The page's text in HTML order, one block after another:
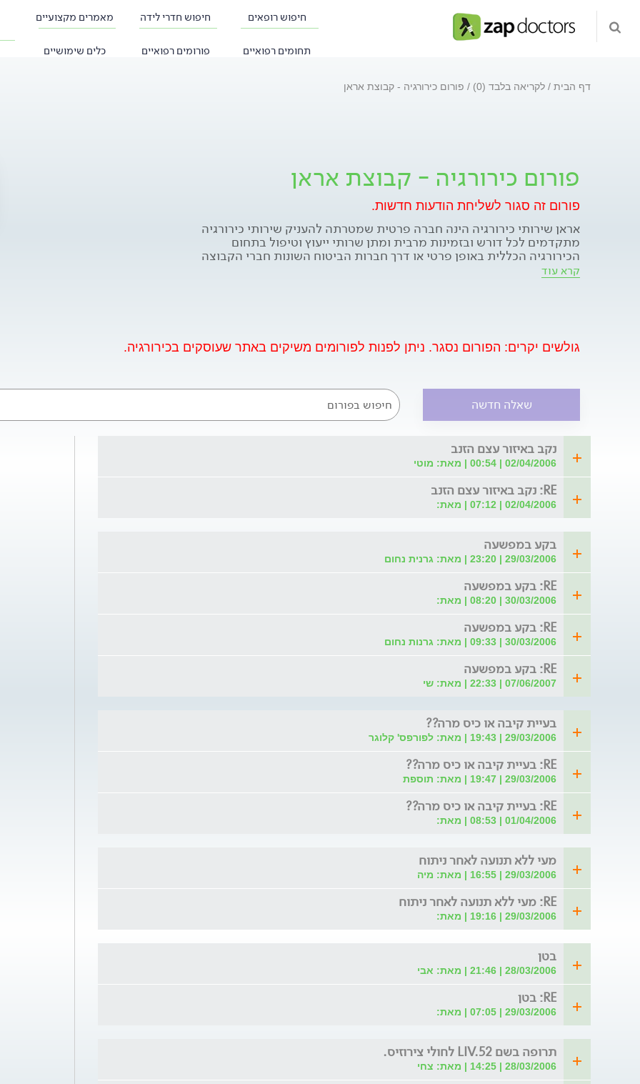
חיפוש רופאים חיפוש חדרי לידה מאמרים מקצועיים
תחומים רפואיים פורומים רפואיים כלים שימושיים
דף הבית לקריאה בלבד (0) פורום כירורגיה - קבוצת אראן
פורום כירורגיה - קבוצת אראן
פורום זה סגור לשליחת הודעות חדשות.
אראן שירותי כירורגיה הינה חברה פרטית שמטרתה להעניק שירותי כירורגיה
מתקדמים לכל דורש ובזמינות מרבית ומתן שרותי ייעוץ וטיפול בתחום
הכירורגיה הכללית באופן פרטי או דרך חברות הביטוח השונות חברי הקבוצה
הינם כירורגים בכירים במוסדות רפואה בארץ ובעלי ניסיון עשיר בכירורגיה
כללית ובתחומי הכירורגיה הספציפית כל הרופאים בקבוצה הם בוגרי
לניתוח, הניתוח עצמו והמעקב לאחריו נעשים תוך שיתוף פעולה וכיסוי הדדי
בין חברי הקבוצה בפורום נשוחח ונייעץ בנושאים כגון: בקעים, גידולי מערכת
בקעים * ניתוחים בשיטה הלפרוסקופית כולל ניתוחים לטיפול בהשמנת יתר
חולנית * ניתוחים למחלות מערכת העיכול * ניתוחי כבד ודרכי המרה חוות
דעת רפואיות ומשפטיות
קרא עוד
גולשים יקרים: הפורום נסגר. ניתן לפנות לפורומים משיקים באתר שעוסקים בכירורגיה.
שאלה חדשה
נקב באיזור עצם הזנב
02/04/2006 | 00:54 | מאת: מוטי
RE: נקב באיזור עצם הזנב
02/04/2006 | 07:12 | מאת:
בקע במפשעה
29/03/2006 | 23:20 | מאת: גרנית נחום
RE: בקע במפשעה
30/03/2006 | 08:20 | מאת:
RE: בקע במפשעה
30/03/2006 | 09:33 | מאת: גרנות נחום
RE: בקע במפשעה
07/06/2007 | 22:33 | מאת: שי
בעיית קיבה או כיס מרה??
29/03/2006 | 19:43 | מאת: לפורפס' קלוגר
RE: בעיית קיבה או כיס מרה??
29/03/2006 | 19:47 | מאת: תוספת
RE: בעיית קיבה או כיס מרה??
01/04/2006 | 08:53 | מאת:
מעי ללא תנועה לאחר ניתוח
29/03/2006 | 16:55 | מאת: מיה
RE: מעי ללא תנועה לאחר ניתוח
29/03/2006 | 19:16 | מאת:
בטן
28/03/2006 | 21:46 | מאת: אבי
RE: בטן
29/03/2006 | 07:05 | מאת:
תרופה בשם LIV.52 לחולי צירוזיס.
28/03/2006 | 14:25 | מאת: צחי